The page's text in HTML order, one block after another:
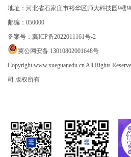
地址：河北省石家庄市裕华区师大科技园9楼
邮编：050000
备案号： 冀ICP备2022011161号-2
冀公网安备 13010802001648号
Copyright www.xueguanedu.cn All Rights
司 版权所有